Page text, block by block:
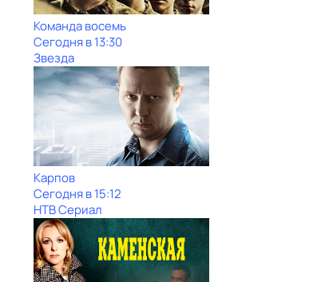
Команда восемь
Сегодня в 13:30
Звезда
Карпов
Сегодня в 15:12
НТВ Сериал